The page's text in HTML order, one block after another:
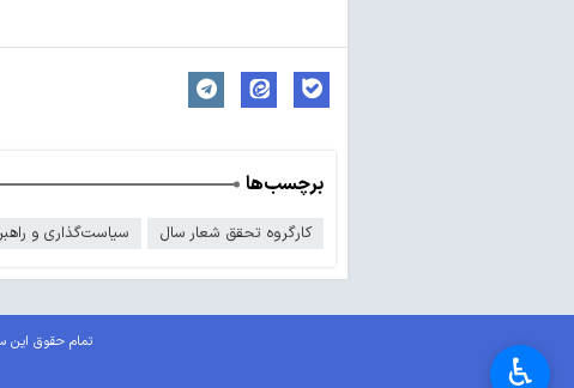
برچسب‌ها
کارگروه تحقق شعار سال سیاست‌گذاری و
تمام حقوق این
♿︎